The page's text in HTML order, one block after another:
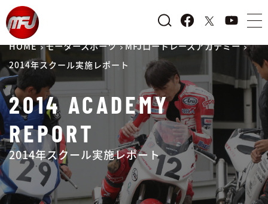
HOME モータースポーツ MFJロードレースアカデミー
2014年スクール実施レポート
2014 ACADEMY
REPORT
2014年スクール実施レポート